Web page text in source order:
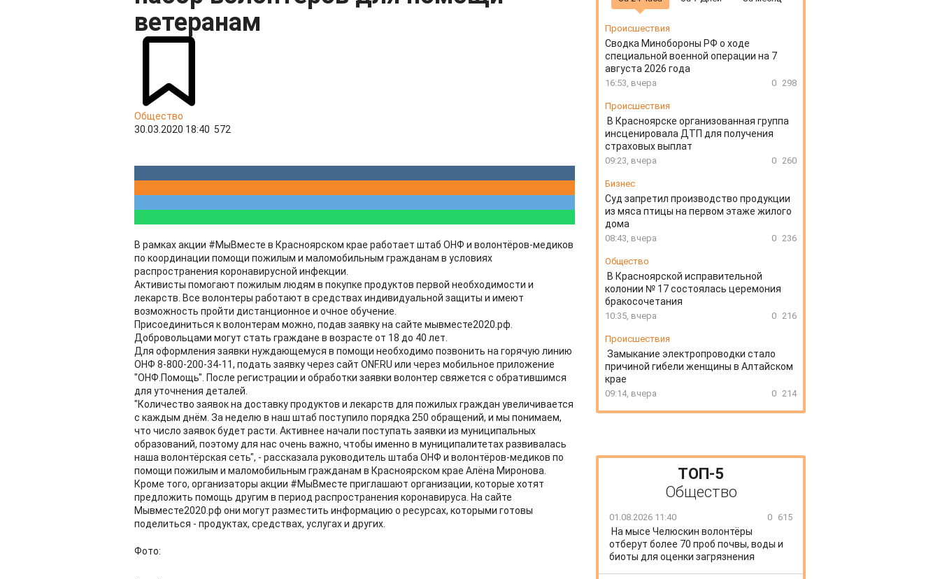
ветеранам
Общество
30.03.2020 18:40 572
В рамках акции #МыВместе в Красноярском крае работает штаб ОНФ и волонтёров-медиков
по координации помощи пожилым и маломобильным гражданам в условиях
распространения коронавирусной инфекции.
Активисты помогают пожилым людям в покупке продуктов первой необходимости и
лекарств. Все волонтеры работают в средствах индивидуальной защиты и имеют
возможность пройти дистанционное и очное обучение.
Присоединиться к волонтерам можно, подав заявку на сайте мывместе2020.рф.
Добровольцами могут стать граждане в возрасте от 18 до 40 лет.
Для оформления заявки нуждающемуся в помощи необходимо позвонить на горячую линию
ОНФ 8-800-200-34-11, подать заявку через сайт ONF.RU или через мобильное приложение
"ОНФ.Помощь". После регистрации и обработки заявки волонтер свяжется с обратившимся
для уточнения деталей.
"Количество заявок на доставку продуктов и лекарств для пожилых граждан увеличивается
с каждым днём. За неделю в наш штаб поступило порядка 250 обращений, и мы понимаем,
что число заявок будет расти. Активнее начали поступать заявки из муниципальных
образований, поэтому для нас очень важно, чтобы именно в муниципалитетах развивалась
наша волонтёрская сеть", - рассказала руководитель штаба ОНФ и волонтёров-медиков по
помощи пожилым и маломобильным гражданам в Красноярском крае Алёна Миронова.
Кроме того, организаторы акции #МыВместе приглашают организации, которые хотят
предложить помощь другим в период распространения коронавируса. На сайте
Мывместе2020.рф они могут разместить информацию о ресурсах, которыми готовы
поделиться - продуктах, средствах, услугах и других.
Фото:
Происшествия
Сводка Минобороны РФ о ходе
специальной военной операции на 7
августа 2026 года
16:53, вчера 0 298
Происшествия
В Красноярске организованная группа
инсценировала ДТП для получения
страховых выплат
09:23, вчера 0 260
Бизнес
Суд запретил производство продукции
из мяса птицы на первом этаже жилого
дома
08:43, вчера 0 236
Общество
В Красноярской исправительной
колонии № 17 состоялась церемония
бракосочетания
10:35, вчера 0 216
Происшествия
Замыкание электропроводки стало
причиной гибели женщины в Алтайском
крае
09:14, вчера 0 214
ТОП-5
Общество
01.08.2026 11:40 0 615
На мысе Челюскин волонтёры
отберут более 70 проб почвы, воды и
биоты для оценки загрязнения